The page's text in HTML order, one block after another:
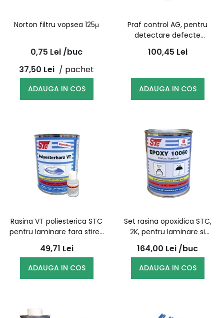
Norton filtru vopsea 125μ
0,75 Lei /buc
37,50 Lei / pachet
ADAUGA IN COS
Praf control AG, pentru
detectare defecte
suprafata cu aplicator,
150g
100,45 Lei
ADAUGA IN COS
Rasina VT poliesterica STC
pentru laminare fara stiren
0.5l cu intaritor
49,71 Lei
ADAUGA IN COS
Set rasina opoxidica STC,
2K, pentru laminare si
turnare, A+B 1Kg - 10060
164,00 Lei /buc
ADAUGA IN COS